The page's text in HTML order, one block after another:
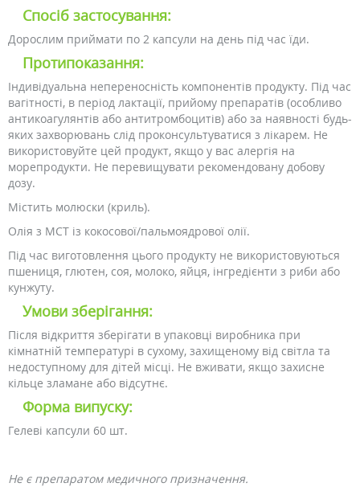
Спосіб застосування:
Дорослим приймати по 2 капсули на день під час їди.
Протипоказання:
Індивідуальна непереносність компонентів продукту. Під час
вагітності, в період лактації, прийому препаратів (особливо
антикоагулянтів або антитромбоцитів) або за наявності будь-
яких захворювань слід проконсультуватися з лікарем. Не
використовуйте цей продукт, якщо у вас алергія на
морепродукти. Не перевищувати рекомендовану добову
дозу.
Містить молюски (криль).
Олія з MCT із кокосової/пальмоядрової олії.
Під час виготовлення цього продукту не використовуються
пшениця, глютен, соя, молоко, яйця, інгредієнти з риби або
кунжуту.
Умови зберігання:
Після відкриття зберігати в упаковці виробника при
кімнатній температурі в сухому, захищеному від світла та
недоступному для дітей місці. Не вживати, якщо захисне
кільце зламане або відсутнє.
Форма випуску:
Гелеві капсули 60 шт.
Не є препаратом медичного призначення.